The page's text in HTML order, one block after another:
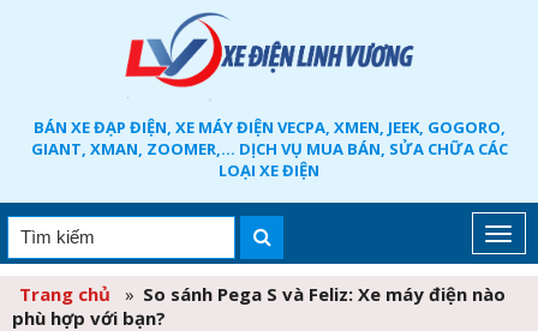
BÁN XE ĐẠP ĐIỆN, XE MÁY ĐIỆN VECPA, XMEN, JEEK, GOGORO,
GIANT, XMAN, ZOOMER,... DỊCH VỤ MUA BÁN, SỬA CHỮA CÁC
LOẠI XE ĐIỆN
Trang chủ » So sánh Pega S và Feliz: Xe máy điện nào
phù hợp với bạn?